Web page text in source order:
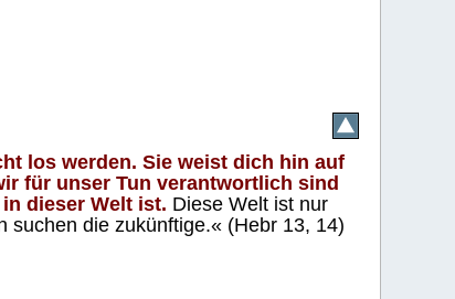
los werden. Sie weist dich hin auf
für unser Tun verantwortlich sind
dieser Welt ist. Diese Welt ist nur
suchen die zukünftige.« (Hebr 13, 14)